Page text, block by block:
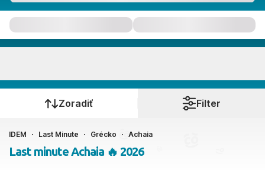
Kedy cestujete?
Ako cestujete?
Zoradiť Filter
IDEM Last Minute Grécko Achaia
Last minute Achaia 🔥 2026